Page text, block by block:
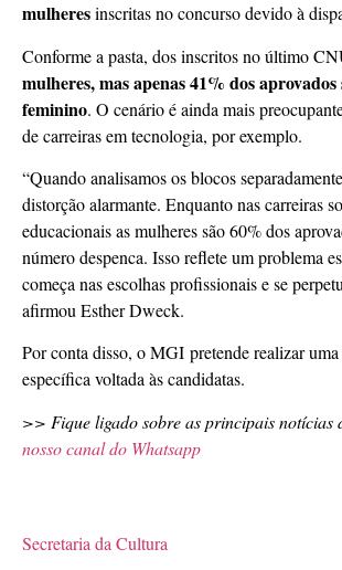
mulheresinscritas no concurso devido à
Conforme a pasta, dos inscritos no último
mulheres, mas apenas 41% dos aprovados
feminino. O cenário é ainda mais
de carreiras em tecnologia, por exemplo.
“Quando analisamos os blocos
distorção alarmante. Enquanto nas carreiras
educacionais as mulheres são 60% dos
número despenca. Isso reflete um problema
começa nas escolhas profissionais e se
afirmou Esther Dweck.
Por conta disso, o MGI pretende realizar
específica voltada às candidatas.
>> Fique ligado sobre as principais notícias
nosso canal do Whatsapp
Secretaria da Cultura